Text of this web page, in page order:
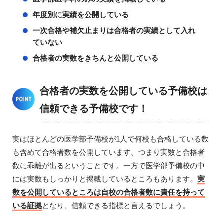
年度別に実績を公開している
一次合格や補欠止まりは合格者の実績として入れ
ていない
合格者の実数をきちんと公開している
合格者の実数を公開している予備校は
信頼できる予備校です！
実はほとんどの医学部予備校が1人で何校も合格している数
も含めて合格者数を公開しています。つまり実数と合格者
数に乖離が出るということです。一方で医学部予備校の中
には実数もしっかりと掲載しているところもあります。 実
数を公開しているところは自校の合格者数に責任を持って
いる証拠となり、信頼できる指標と言えるでしょう。